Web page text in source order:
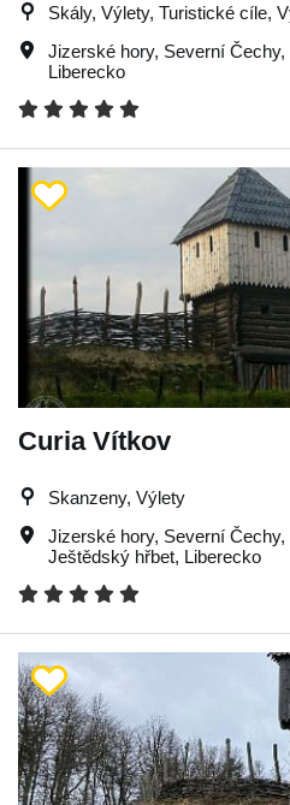
Skály, Výlety, Turistické cíle,
Jizerské hory, Severní Čechy,
Liberecko
Curia Vítkov
Skanzeny, Výlety
Jizerské hory, Severní Čechy,
Ještědský hřbet, Liberecko